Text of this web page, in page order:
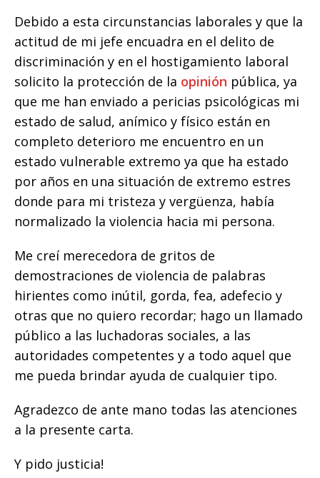
Debido a esta circunstancias laborales y que la
actitud de mi jefe encuadra en el delito de
discriminación y en el hostigamiento laboral
solicito la protección de la opinión pública, ya
que me han enviado a pericias psicológicas mi
estado de salud, anímico y físico están en
completo deterioro me encuentro en un
estado vulnerable extremo ya que ha estado
por años en una situación de extremo estres
donde para mi tristeza y vergüenza, había
normalizado la violencia hacia mi persona.
Me creí merecedora de gritos de
demostraciones de violencia de palabras
hirientes como inútil, gorda, fea, adefecio y
otras que no quiero recordar; hago un llamado
público a las luchadoras sociales, a las
autoridades competentes y a todo aquel que
me pueda brindar ayuda de cualquier tipo.
Agradezco de ante mano todas las atenciones
a la presente carta.
Y pido justicia!